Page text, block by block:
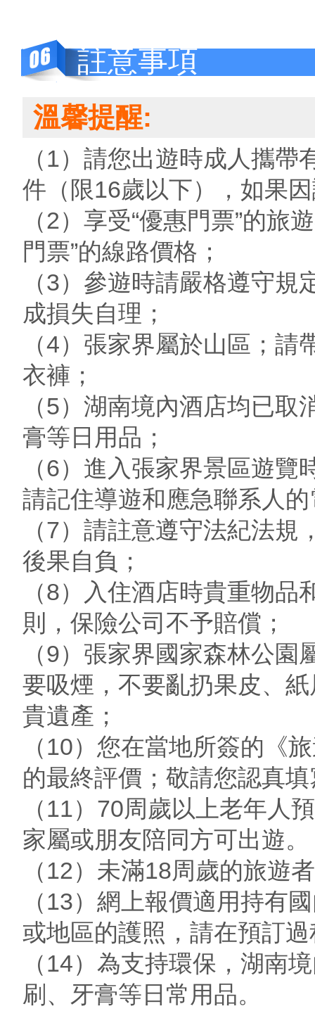
註意事項
溫馨提醒:
（1）請您出遊時成人攜
件（限16歲以下），如果
（2）享受“優惠門票”的旅
門票”的線路價格；
（3）參遊時請嚴格遵守
成損失自理；
（4）張家界屬於山區；
衣褲；
（5）湖南境內酒店均已
膏等日用品；
（6）進入張家界景區遊
請記住導遊和應急聯系人
（7）請註意遵守法紀法
後果自負；
（8）入住酒店時貴重物
則，保險公司不予賠償；
（9）張家界國家森林公
要吸煙，不要亂扔果皮、
貴遺產；
（10）您在當地所簽的《
的最終評價；敬請您認真
（11）70周歲以上老年人
家屬或朋友陪同方可出遊。
（12）未滿18周歲的旅遊
（13）網上報價適用持有
或地區的護照，請在預訂
（14）為支持環保，湖南
刷、牙膏等日常用品。